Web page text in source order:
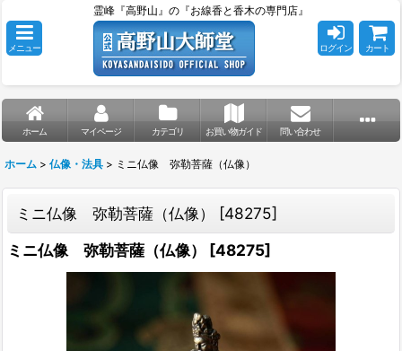
霊峰『高野山』の『お線香と香木の専門店』
メニュー ログイン カート
ホーム マイページ カテゴリ お買い物ガイド 問い合わせ
ホーム > 仏像・法具 > ミニ仏像 弥勒菩薩（仏像）
ミニ仏像 弥勒菩薩（仏像） [48275]
ミニ仏像 弥勒菩薩（仏像）
[48275]